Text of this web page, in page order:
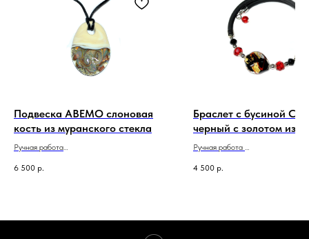
Подвеска АВЕМО слоновая
кость из муранского стекла
Ручная работа
6 500 р.
Браслет с бусиной
черный с золотом из
муранского стекла
Ручная работа
4 500 р.